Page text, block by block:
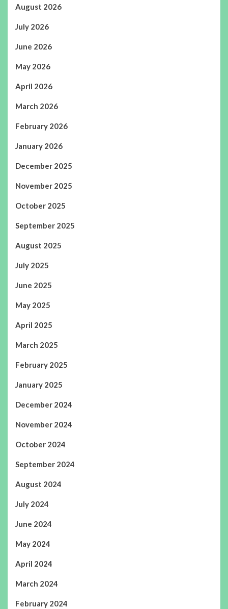
August 2026
July 2026
June 2026
May 2026
April 2026
March 2026
February 2026
January 2026
December 2025
November 2025
October 2025
September 2025
August 2025
July 2025
June 2025
May 2025
April 2025
March 2025
February 2025
January 2025
December 2024
November 2024
October 2024
September 2024
August 2024
July 2024
June 2024
May 2024
April 2024
March 2024
February 2024